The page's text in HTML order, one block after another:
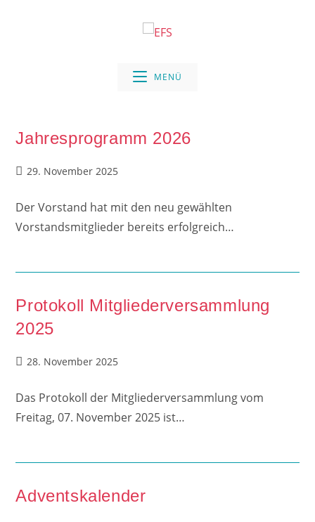
MENÜ
Jahresprogramm 2026
Beitrag
29. November 2025
Der Vorstand hat mit den neu gewählten
Vorstandsmitglieder bereits erfolgreich…
Protokoll Mitgliederversammlung
2025
Beitrag
28. November 2025
Das Protokoll der Mitgliederversammlung vom
Freitag, 07. November 2025 ist…
Adventskalender